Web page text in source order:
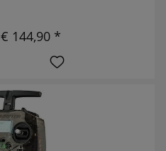
€ 144,90 *